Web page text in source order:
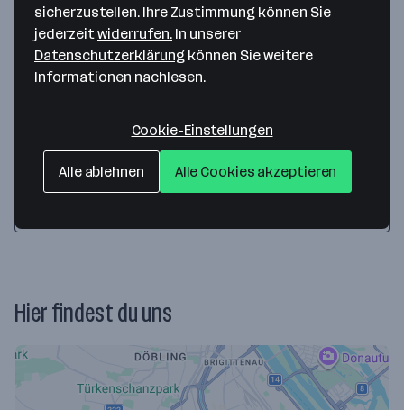
Content Creator:in / Host (m/w/d) für
politischen YouTube-Kanal (Teilzeit)
Wien
ab 1.719,62 € monatlich
Hier findest du uns
sicherzustellen. Ihre Zustimmung können Sie
jederzeitwiderrufen. In unserer
Datenschutzerklärung können Sie weitere
Informationen nachlesen.
Cookie-Einstellungen
Alle ablehnen Alle Cookies akzeptieren